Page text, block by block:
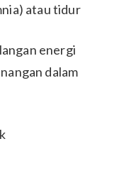
atau tidur
energi
dalam